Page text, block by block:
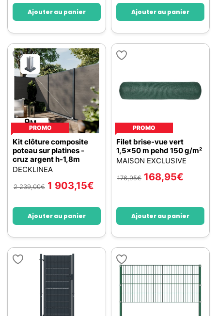
Ajouter au panier Ajouter au panier
PROMO
Kit clôture composite
poteau sur platines -
cruz argent h-1,8m
DECKLINEA
2 239,00€ 1 903,15€
Ajouter au panier
PROMO
Filet brise-vue vert
1,5x50 m pehd 150 g/m²
MAISON EXCLUSIVE
176,95€ 168,95€
Ajouter au panier